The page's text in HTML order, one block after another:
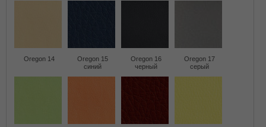
Oregon 14
Oregon 15
синий
Oregon 16
черный
Oregon 17
серый